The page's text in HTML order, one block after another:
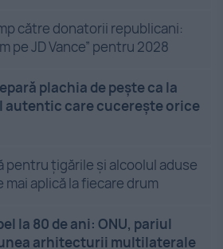
către donatorii republicani:
pe JD Vance” pentru 2028
plachia de pește ca la
autentic care cucerește orice
pentru țigările și alcoolul aduse
mai aplică la fiecare drum
la 80 de ani: ONU, pariul
arhitecturii multilaterale